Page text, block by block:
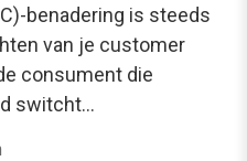
benadering is steeds
van je customer
consument die
switcht…